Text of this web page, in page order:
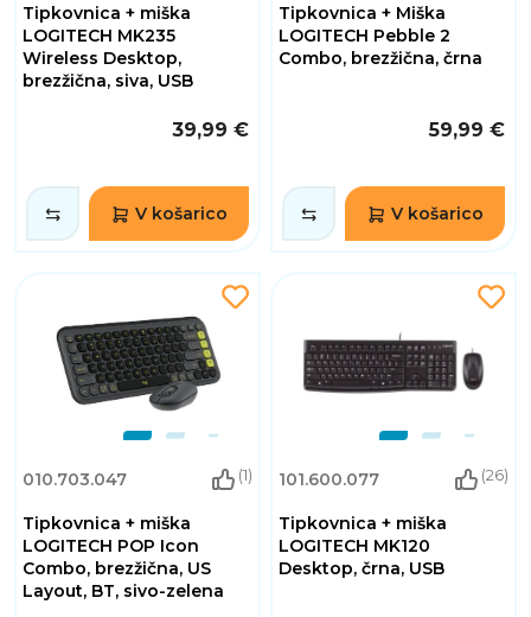
Tipkovnica + miška
LOGITECH MK235
Wireless Desktop,
brezžična, siva, USB
39,99 €
V košarico
Tipkovnica + Miška
LOGITECH Pebble 2
Combo, brezžična, črna
59,99 €
V košarico
010.703.047 (1)
Tipkovnica + miška
LOGITECH POP Icon
Combo, brezžična, US
Layout, BT, sivo-zelena
101.600.077 (26)
Tipkovnica + miška
LOGITECH MK120
Desktop, črna, USB